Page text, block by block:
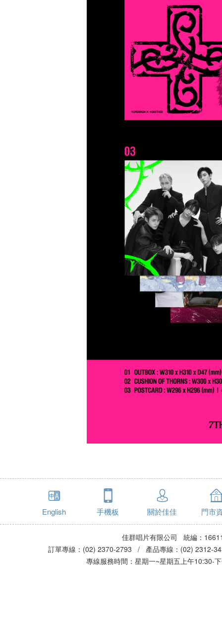
English 手機板 關於佳佳 門市
佳群唱片有限公司 統編：
訂單專線：(02) 2370-2793 / 產品專線：(02)
專線服務時間：星期一~星期五上午10:30-